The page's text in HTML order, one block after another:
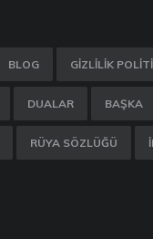
BLOG GIZLILIK
DUALAR BAŞKA
RÜYA SÖZLÜĞÜ